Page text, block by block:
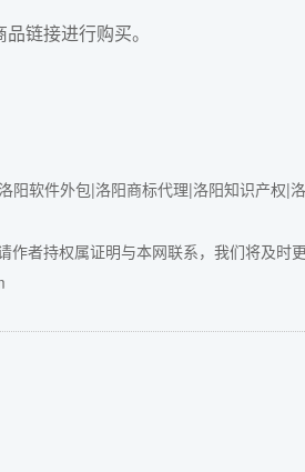
链接进行购买。
阳软件外包|洛阳商标代理|洛阳知识产权|
作者持权属证明与本网联系，我们将及时